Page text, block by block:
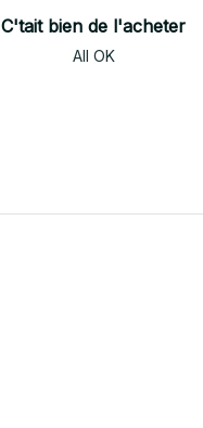
C'tait bien de l'acheter
All OK